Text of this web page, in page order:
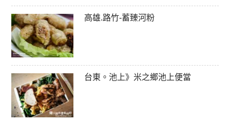
高雄.路竹-蓄臻河粉
台東。池上》米之鄉池上便當